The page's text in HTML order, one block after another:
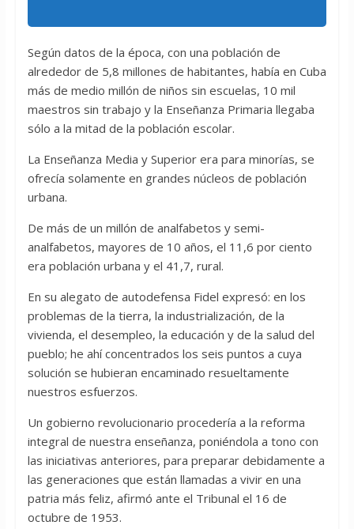
Según datos de la época, con una población de
alrededor de 5,8 millones de habitantes, había en Cuba
más de medio millón de niños sin escuelas, 10 mil
maestros sin trabajo y la Enseñanza Primaria llegaba
sólo a la mitad de la población escolar.
La Enseñanza Media y Superior era para minorías, se
ofrecía solamente en grandes núcleos de población
urbana.
De más de un millón de analfabetos y semi-
analfabetos, mayores de 10 años, el 11,6 por ciento
era población urbana y el 41,7, rural.
En su alegato de autodefensa Fidel expresó: en los
problemas de la tierra, la industrialización, de la
vivienda, el desempleo, la educación y de la salud del
pueblo; he ahí concentrados los seis puntos a cuya
solución se hubieran encaminado resueltamente
nuestros esfuerzos.
Un gobierno revolucionario procedería a la reforma
integral de nuestra enseñanza, poniéndola a tono con
las iniciativas anteriores, para preparar debidamente a
las generaciones que están llamadas a vivir en una
patria más feliz, afirmó ante el Tribunal el 16 de
octubre de 1953.